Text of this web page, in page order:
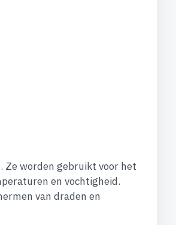
Ze worden gebruikt voor het
en vochtigheid.
van draden en